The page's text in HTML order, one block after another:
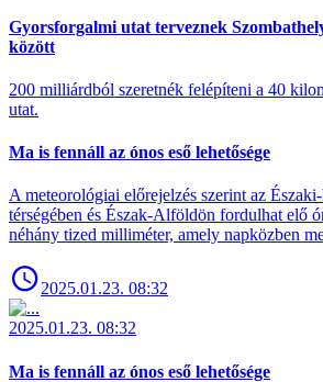
Gyorsforgalmi utat terveznek
között
200 milliárdból szeretnék felépíteni a 40
utat.
Ma is fennáll az ónos eső lehetősége
A meteorológiai előrejelzés szerint az
térségében és Észak-Alföldön fordulhat elő
néhány tized milliméter, amely napközben
2025.01.23. 08:32
2025.01.23. 08:32
Ma is fennáll az ónos eső lehetősége